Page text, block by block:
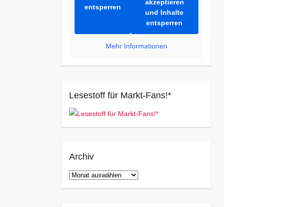
entsperren
akzeptieren
und Inhalte
entsperren
Mehr Informationen
Lesestoff für Markt-Fans!*
Archiv
Archiv